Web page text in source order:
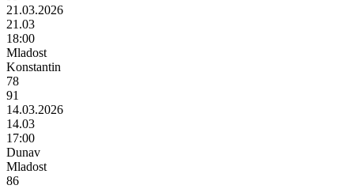
21.03.2026
21.03
18:00
Mladost
Konstantin
78
91
14.03.2026
14.03
17:00
Dunav
Mladost
86